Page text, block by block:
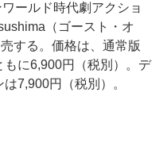
ールド時代劇アクショ
（ゴースト・オ
する。価格は、通常版
に6,900円（税別）。デ
7,900円（税別）。